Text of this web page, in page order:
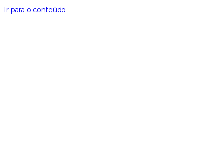
Ir para o conteúdo